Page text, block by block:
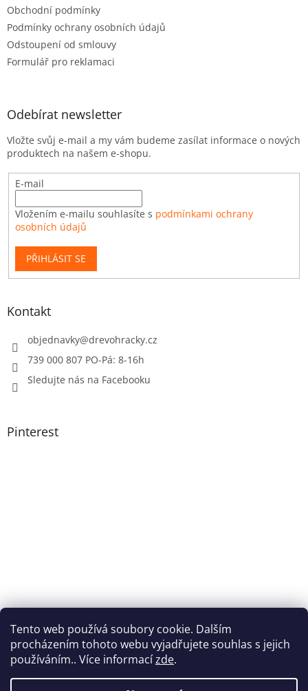
Tento web používá soubory cookie. Dalším
procházením tohoto webu vyjadřujete souhlas s jejich
používáním.. Více informacízde.
Obchodní podmínky
Podmínky ochrany osobních údajů
Odstoupení od smlouvy
Formulář pro reklamaci
Odebírat newsletter
Vložte svůj e-mail a my vám budeme zasílat informace o nových
produktech na našem e-shopu.
E-mail
Vložením e-mailu souhlasíte s podmínkami ochrany
osobních údajů
PŘIHLÁSIT SE
Kontakt
objednavky@drevohracky.cz
739 000 807 PO-Pá: 8-16h
Sledujte nás na Facebooku
Pinterest